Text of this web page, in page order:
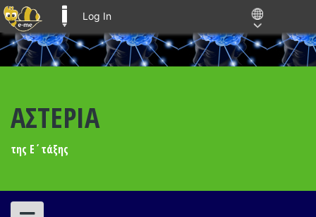
ΑΣΤΕΡΙΑ
της Ε΄τάξης
Log In